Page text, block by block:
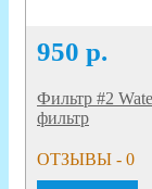
950 р.
Фильтр #2
фильтр
ОТЗЫВЫ - 0